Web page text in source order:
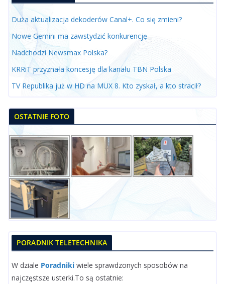
Duża aktualizacja dekoderów Canal+. Co się zmieni?
Nowe Gemini ma zawstydzić konkurencję
Nadchodzi Newsmax Polska?
KRRiT przyznała koncesję dla kanału TBN Polska
TV Republika już w HD na MUX 8. Kto zyskał, a kto stracił?
OSTATNIE FOTO
PORADNIK TELETECHNIKA
W dziale Poradniki wiele sprawdzonych sposobów na
najczęstsze usterki.To są ostatnie: